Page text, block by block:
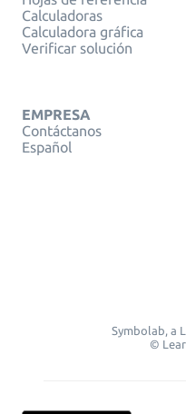
Calculadoras
Calculadora gráfica
Verificar solución
EMPRESA
Contáctanos
Español
Symbolab, a
©